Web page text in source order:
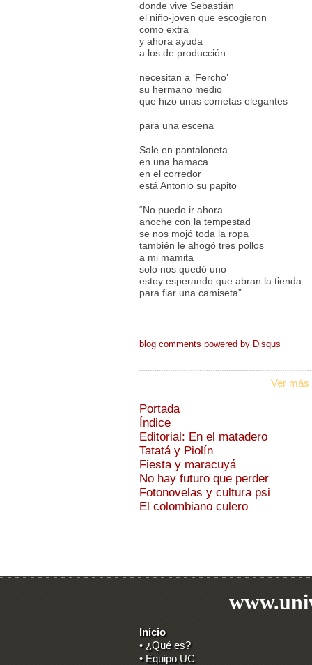
donde vive Sebastián
el niño-joven que escogieron
como extra
y ahora ayuda
a los de producción
necesitan a ‘Fercho’
su hermano medio
que hizo unas cometas elegantes
para una escena
Sale en pantaloneta
en una hamaca
en el corredor
está Antonio su papito
“No puedo ir ahora
anoche con la tempestad
se nos mojó toda la ropa
también le ahogó tres pollos
a mi mamita
solo nos quedó uno
estoy esperando que abran la tienda
para fiar una camiseta”
blog comments powered by Disqus
Ver más
Portada
Índice
Editorial: En el matadero
Tatatá y Piolín
Fiesta y maracuyá
No hay futuro que perder
Fotonovelas y cultura psi
El colombiano culero
Inicio
• ¿Qué es?
• Equipo UC